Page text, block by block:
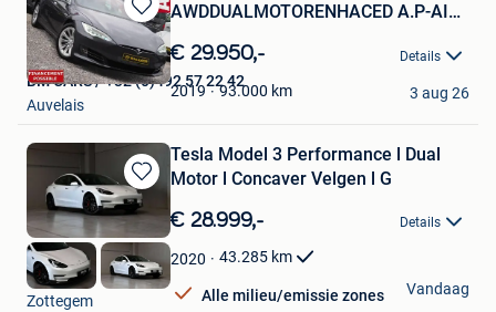
Bewaren
in
Mijn
Favorieten
AWDDUALMOTORENHACED A.P-AIR
€ 29.950,- Details
2019 93.000 km
BM CARS / +32 (0)492 57 22 42
Auvelais
3 aug 26
Bewaren
in
Mijn
Favorieten
Tesla Model 3 Performance l Dual
Motor l Concaver Velgen l G
€ 28.999,- Details
2020 43.285 km
Alle milieu/emissie zones
GDC Auto
Zottegem
Vandaag